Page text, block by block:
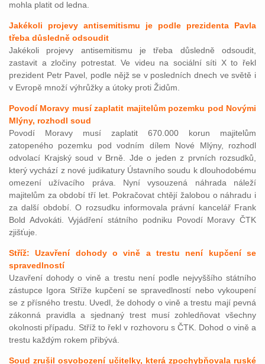
mohla platit od ledna.
Jakékoli projevy antisemitismu je podle prezidenta Pavla
třeba důsledně odsoudit
Jakékoli projevy antisemitismu je třeba důsledně odsoudit,
zastavit a zločiny potrestat. Ve videu na sociální síti X to řekl
prezident Petr Pavel, podle nějž se v posledních dnech ve světě i
v Evropě množí výhrůžky a útoky proti Židům.
Povodí Moravy musí zaplatit majitelům pozemku pod Novými
Mlýny, rozhodl soud
Povodí Moravy musí zaplatit 670.000 korun majitelům
zatopeného pozemku pod vodním dílem Nové Mlýny, rozhodl
odvolací Krajský soud v Brně. Jde o jeden z prvních rozsudků,
který vychází z nové judikatury Ústavního soudu k dlouhodobému
omezení užívacího práva. Nyní vysouzená náhrada náleží
majitelům za období tří let. Pokračovat chtějí žalobou o náhradu i
za další období. O rozsudku informovala právní kancelář Frank
Bold Advokáti. Vyjádření státního podniku Povodí Moravy ČTK
zjišťuje.
Stříž: Uzavření dohody o vině a trestu není kupčení se
spravedlností
Uzavření dohody o vině a trestu není podle nejvyššího státního
zástupce Igora Stříže kupčení se spravedlností nebo vykoupení
se z přísného trestu. Uvedl, že dohody o vině a trestu mají pevná
zákonná pravidla a sjednaný trest musí zohledňovat všechny
okolnosti případu. Stříž to řekl v rozhovoru s ČTK. Dohod o vině a
trestu každým rokem přibývá.
Soud zrušil osvobození učitelky, která zpochybňovala ruské